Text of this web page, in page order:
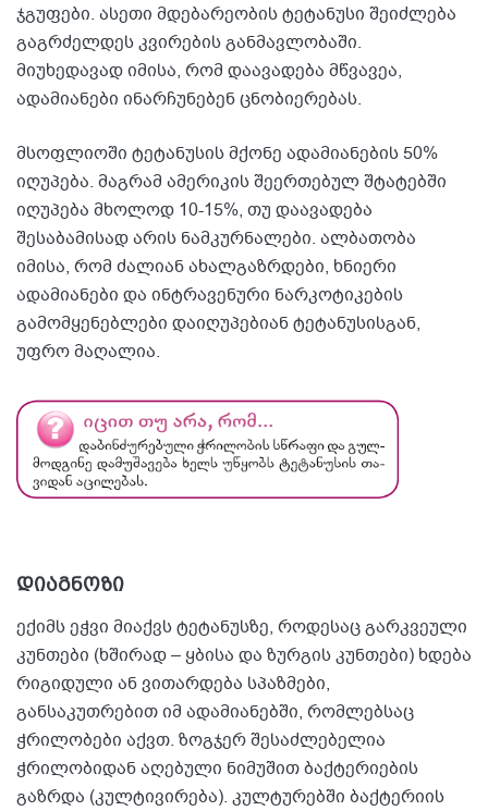
ჯგუფები. ასეთი მდებარეობის ტეტანუსი შეიძლება
გაგრძელდეს კვირების განმავლობაში.
მიუხედავად იმისა, რომ დაავადება მწვავეა,
ადამიანები ინარჩუნებენ ცნობიერებას.
მსოფლიოში ტეტანუსის მქონე ადამიანების 50%
იღუპება. მაგრამ ამერიკის შეერთებულ შტატებში
იღუპება მხოლოდ 10-15%, თუ დაავადება
შესაბამისად არის ნამკურნალები. ალბათობა
იმისა, რომ ძალიან ახალგაზრდები, ხნიერი
ადამიანები და ინტრავენური ნარკოტიკების
გამომყენებლები დაიღუპებიან ტეტანუსისგან,
უფრო მაღალია.
დიაგნოზი
ექიმს ეჭვი მიაქვს ტეტანუსზე, როდესაც გარკვეული
კუნთები (ხშირად – ყბისა და ზურგის კუნთები) ხდება
რიგიდული ან ვითარდება სპაზმები,
განსაკუთრებით იმ ადამიანებში, რომლებსაც
ჭრილობები აქვთ. ზოგჯერ შესაძლებელია
ჭრილობიდან აღებული ნიმუშით ბაქტერიების
გაზრდა (კულტივირება). კულტურებში ბაქტერიის